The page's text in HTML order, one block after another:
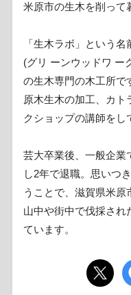
米原市の生木を削って
「生木ラボ」という
(グリ ーンウッドワ ー
の生木専門の木工所で
原木生木の加工、カト
クショップの講師をし
芸大卒業後、一般企業
し2年で退職。思いつ
うことで、滋賀県米原
山中や街中で伐採され
ています。